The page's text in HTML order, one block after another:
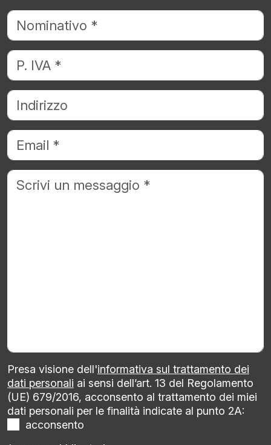
Presa visione dell'informativa sul trattamento dei
dati personali ai sensi dell’art. 13 del Regolamento
(UE) 679/2016, acconsento al trattamento dei miei
dati personali per le finalità indicate al punto 2A:
acconsento